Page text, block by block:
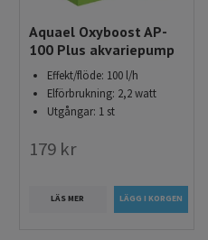
Aquael Oxyboost AP-
100 Plus akvariepump
Effekt/flöde: 100 l/h
Elförbrukning: 2,2 watt
Utgångar: 1 st
179 kr
LÄS MER